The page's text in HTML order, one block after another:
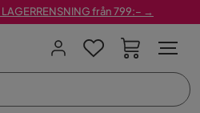
från 799:– →